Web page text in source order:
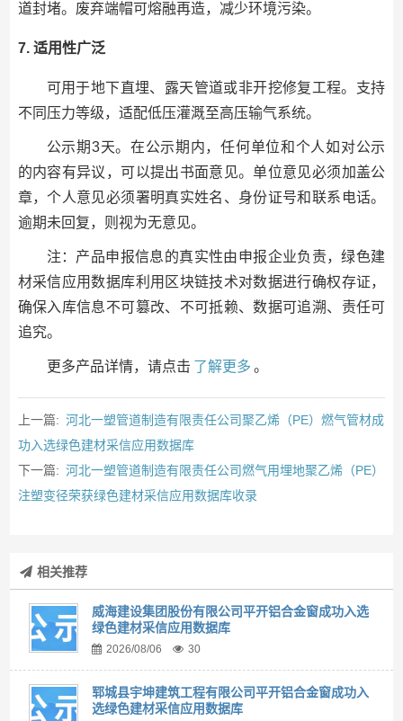
道封堵。废弃端帽可熔融再造，减少环境污染。
7. 适用性广泛
可用于地下直埋、露天管道或非开挖修复工程。支持
不同压力等级，适配低压灌溉至高压输气系统。
公示期3天。在公示期内，任何单位和个人如对公示
的内容有异议，可以提出书面意见。单位意见必须加盖公
章，个人意见必须署明真实姓名、身份证号和联系电话。
逾期未回复，则视为无意见。
注：产品申报信息的真实性由申报企业负责，绿色建
材采信应用数据库利用区块链技术对数据进行确权存证，
确保入库信息不可篡改、不可抵赖、数据可追溯、责任可
追究。
更多产品详情，请点击 了解更多 。
上一篇: 河北一塑管道制造有限责任公司聚乙烯（PE）燃气管材成
功入选绿色建材采信应用数据库
下一篇: 河北一塑管道制造有限责任公司燃气用埋地聚乙烯（PE）
注塑变径荣获绿色建材采信应用数据库收录
相关推荐
威海建设集团股份有限公司平开铝合金窗成功入选
绿色建材采信应用数据库
2026/08/06 30
郓城县宇坤建筑工程有限公司平开铝合金窗成功入
选绿色建材采信应用数据库